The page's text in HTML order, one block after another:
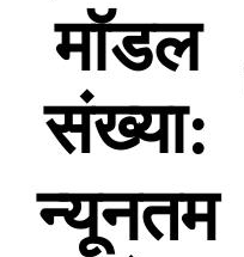
मॉडल
संख्या:
न्यूनतम